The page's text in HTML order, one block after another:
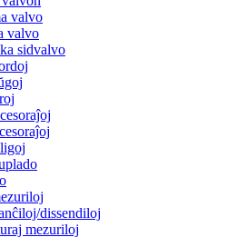
valvo
valvo
sidvalvo
dissendiloj
mezuriloj